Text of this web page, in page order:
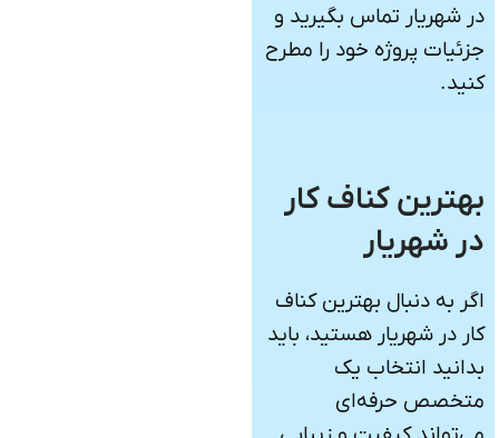
در شهریار تماس بگیرید و
جزئیات پروژه خود را مطرح
کنید.
بهترین کناف کار
در شهریار
اگر به دنبال بهترین کناف
کار در شهریار هستید، باید
بدانید انتخاب یک
متخصص حرفه‌ای